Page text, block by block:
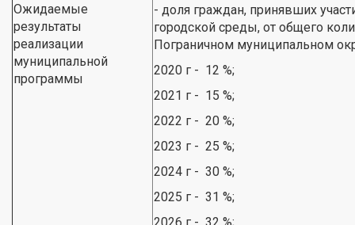
Ожидаемые
результаты
реализации
муниципальной
программы
- доля граждан, принявших
городской среды, от общего
Пограничном муниципальном
2020 г - 12 %;
2021 г - 15 %;
2022 г - 20 %;
2023 г - 25 %;
2024 г - 30 %;
2025 г - 31 %;